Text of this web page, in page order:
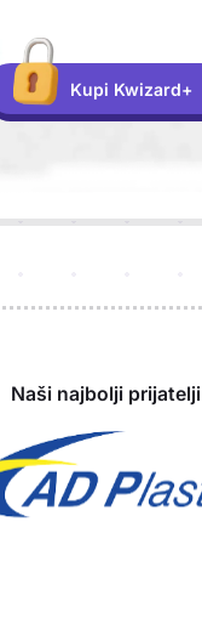
Kupi Kwizard+
Naši najbolji prijatelji